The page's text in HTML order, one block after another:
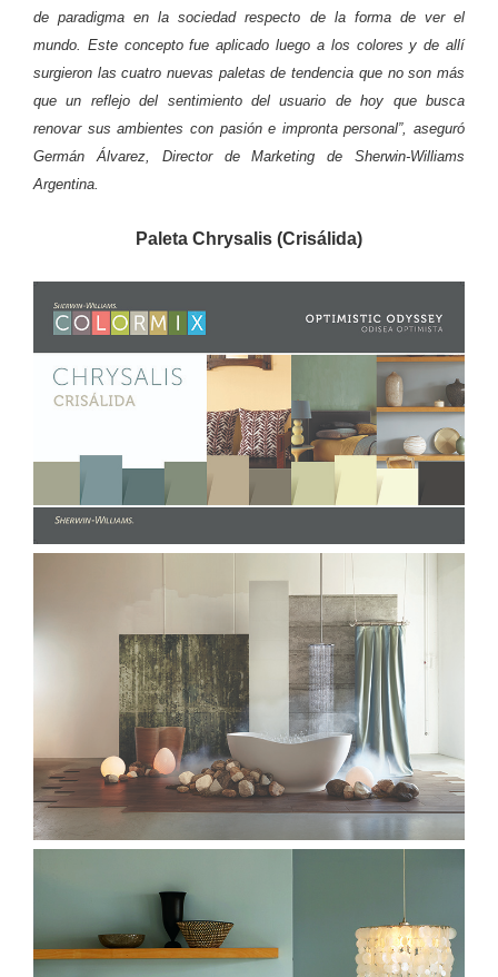
de paradigma en la sociedad respecto de la forma de ver el
mundo. Este concepto fue aplicado luego a los colores y de allí
surgieron las cuatro nuevas paletas de tendencia que no son más
que un reflejo del sentimiento del usuario de hoy que busca
renovar sus ambientes con pasión e impronta personal”, aseguró
Germán Álvarez, Director de Marketing de Sherwin-Williams
Argentina.
Paleta Chrysalis (Crisálida)